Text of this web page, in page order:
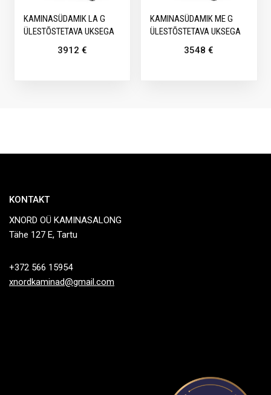
KAMINASÜDAMIK LA G
ÜLESTÕSTETAVA UKSEGA
3912 €
KAMINASÜDAMIK ME G
ÜLESTÕSTETAVA UKSEGA
3548€
KONTAKT
XNORD OÜ KAMINASALONG
Tähe 127 E, Tartu
+372 566 15954
xnordkaminad@gmail.com